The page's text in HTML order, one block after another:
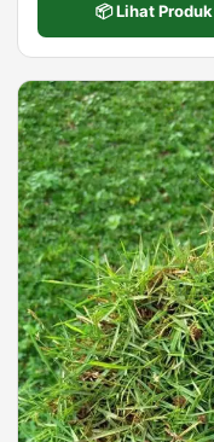
📦 Lihat Produk